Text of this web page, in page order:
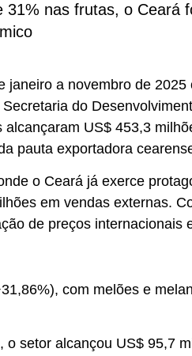
nas frutas, o
a novembro de
do
US$ 453,3
pauta exportadora
o Ceará já exerce
em vendas externas.
de preços
com melões e
setor alcançou US$ 95,7